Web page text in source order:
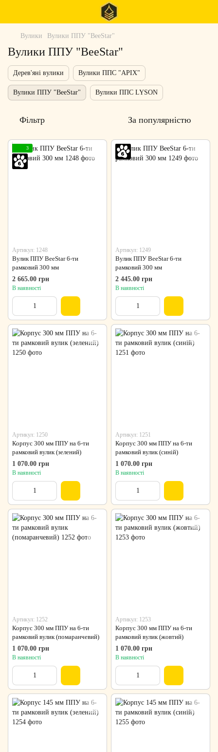
Вулики Вулики ППУ "BeeStar"
Вулики ППУ "BeeStar"
Дерев'яні вулики Вулики ППС "APIX"
Вулики ППУ "BeeStar" Вулики ППС LYSON
Фільтр За популярністю
3
Артикул: 1248
Вулик ППУ BeeStar 6-ти
рамковий 300 мм
2 665.00 грн
В наявності
Артикул: 1249
Вулик ППУ BeeStar 6-ти
рамковий 300 мм
2 445.00 грн
В наявності
Артикул: 1250
Корпус 300 мм ППУ на 6-ти
рамковий вулик (зелений)
1 070.00 грн
В наявності
Артикул: 1251
Корпус 300 мм ППУ на 6-ти
рамковий вулик (синій)
1 070.00 грн
В наявності
Артикул: 1252
Корпус 300 мм ППУ на 6-ти
рамковий вулик (помаранчевий)
1 070.00 грн
В наявності
Артикул: 1253
Корпус 300 мм ППУ на 6-ти
рамковий вулик (жовтий)
1 070.00 грн
В наявності